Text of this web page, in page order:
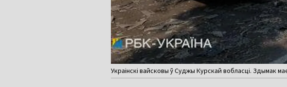
Украінскі вайсковы ў Суджы Курскай вобласці. Здымак